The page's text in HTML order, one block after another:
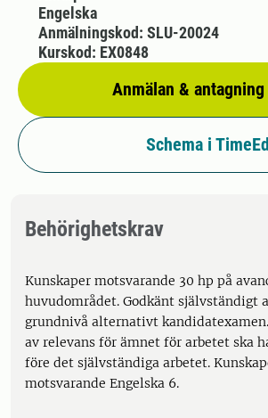
Engelska
Anmälan & antagning
Anmälningskod: SLU-20024
Kurskod: EX0848
Schema i
Behörighetskrav
Kunskaper motsvarande 30 hp på
huvudområdet. Godkänt självständigt
grundnivå alternativt
av relevans för ämnet för arbetet ska
före det självständiga arbetet.
motsvarande Engelska 6.